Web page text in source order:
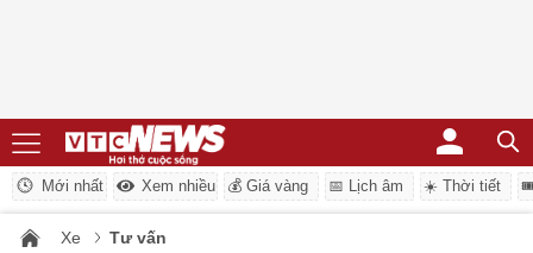
Mới nhất Xem nhiều 💰 Giá vàng 📅 Lịch âm ☀️ Thời tiết
Xe Tư vấn